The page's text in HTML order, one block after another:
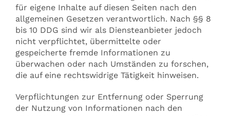
für eigene Inhalte auf diesen Seiten nach den
allgemeinen Gesetzen verantwortlich. Nach §§ 8
bis 10 DDG sind wir als Diensteanbieter jedoch
nicht verpflichtet, übermittelte oder
gespeicherte fremde Informationen zu
überwachen oder nach Umständen zu forschen,
die auf eine rechtswidrige Tätigkeit hinweisen.
Verpflichtungen zur Entfernung oder Sperrung
der Nutzung von Informationen nach den